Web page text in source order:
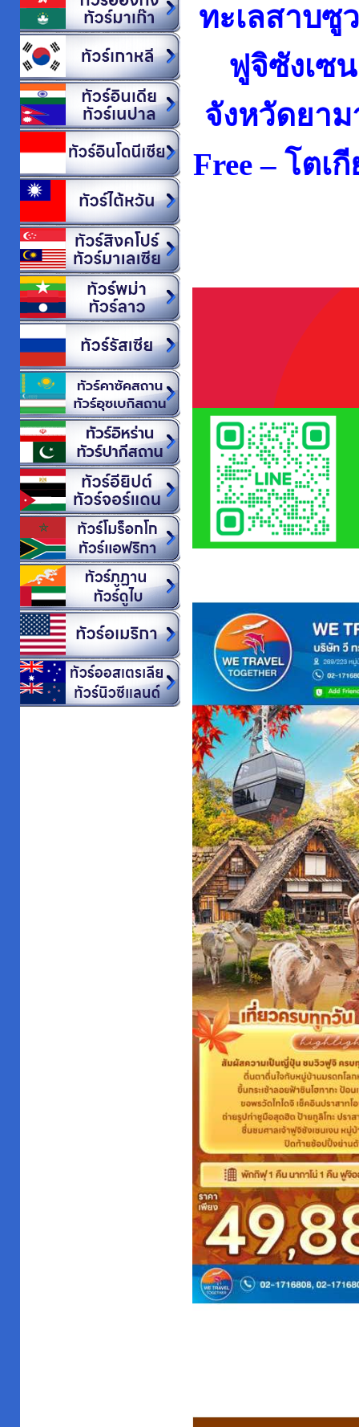
ทะเลสาบซู
ฟูจิซังเซ
จังหวัดยา
Free – โตเ